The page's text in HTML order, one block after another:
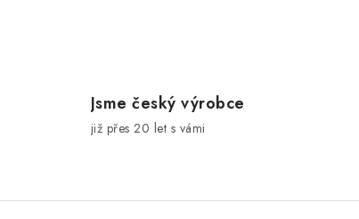
Jsme český výrobce
již přes 20 let s vámi